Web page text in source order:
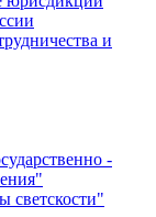
и
-
светскости"